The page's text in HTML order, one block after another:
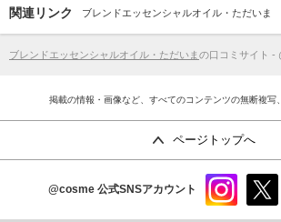
関連リンク ブレンドエッセンシャルオイル・ただいま
ブレンドエッセンシャルオイル・ただいま の口コミサイト -
掲載の情報・画像など、すべてのコンテンツの無断複写
ページトップへ
@cosme 公式SNSアカウント